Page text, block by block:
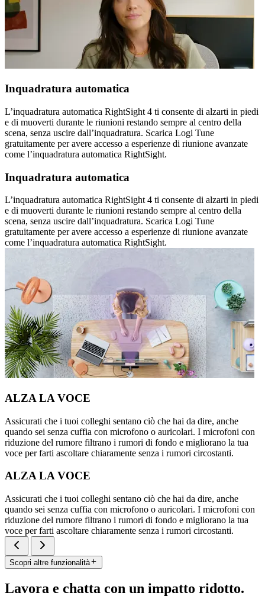
Inquadratura automatica
L’inquadratura automatica RightSight 4 ti consente di alzarti in piedi
e di muoverti durante le riunioni restando sempre al centro della
scena, senza uscire dall’inquadratura. Scarica Logi Tune
gratuitamente per avere accesso a esperienze di riunione avanzate
come l’inquadratura automatica RightSight.
Inquadratura automatica
L’inquadratura automatica RightSight 4 ti consente di alzarti in piedi
e di muoverti durante le riunioni restando sempre al centro della
scena, senza uscire dall’inquadratura. Scarica Logi Tune
gratuitamente per avere accesso a esperienze di riunione avanzate
come l’inquadratura automatica RightSight.
ALZA LA VOCE
Assicurati che i tuoi colleghi sentano ciò che hai da dire, anche
quando sei senza cuffia con microfono o auricolari. I microfoni con
riduzione del rumore filtrano i rumori di fondo e migliorano la tua
voce per farti ascoltare chiaramente senza i rumori circostanti.
ALZA LA VOCE
Assicurati che i tuoi colleghi sentano ciò che hai da dire, anche
quando sei senza cuffia con microfono o auricolari. I microfoni con
riduzione del rumore filtrano i rumori di fondo e migliorano la tua
voce per farti ascoltare chiaramente senza i rumori circostanti.
Scopri altre funzionalità
Lavora e chatta con un impatto ridotto.